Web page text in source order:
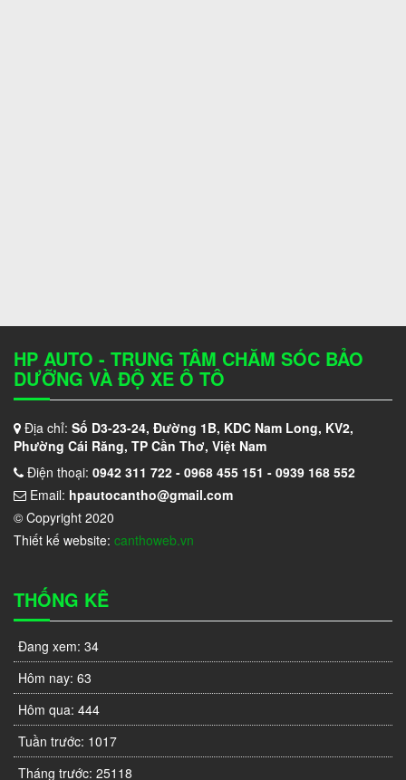
HP AUTO - TRUNG TÂM CHĂM SÓC BẢO
DƯỠNG VÀ ĐỘ XE Ô TÔ
Địa chỉ: Số D3-23-24, Đường 1B, KDC Nam Long, KV2,
Phường Cái Răng, TP Cần Thơ, Việt Nam
Điện thoại: 0942 311 722 - 0968 455 151 - 0939 168 552
Email: hpautocantho@gmail.com
© Copyright 2020
Thiết kế website: canthoweb.vn
THỐNG KÊ
Đang xem: 34
Hôm nay: 63
Hôm qua: 444
Tuần trước: 1017
Tháng trước: 25118